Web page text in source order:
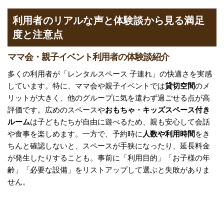
利用者のリアルな声と体験談から見る満足
度と注意点
ママ会・親子イベント利用者の体験談紹介
多くの利用者が「レンタルスペース 子連れ」の快適さを実感
しています。特に、ママ会や親子イベントでは貸切空間のメ
リットが大きく、他のグループに気を遣わず過ごせる点が高
評価です。広めのスペースやおもちゃ・キッズスペース付き
ルームは子どもたちが自由に遊べるため、親も安心して会話
や食事を楽しめます。一方で、予約時に 人数や利用時間 をき
ちんと確認しないと、スペースが手狭になったり、延長料金
が発生したりすることも。事前に「利用目的」「お子様の年
齢」「必要な設備」をリストアップして選ぶと失敗がありま
せん。